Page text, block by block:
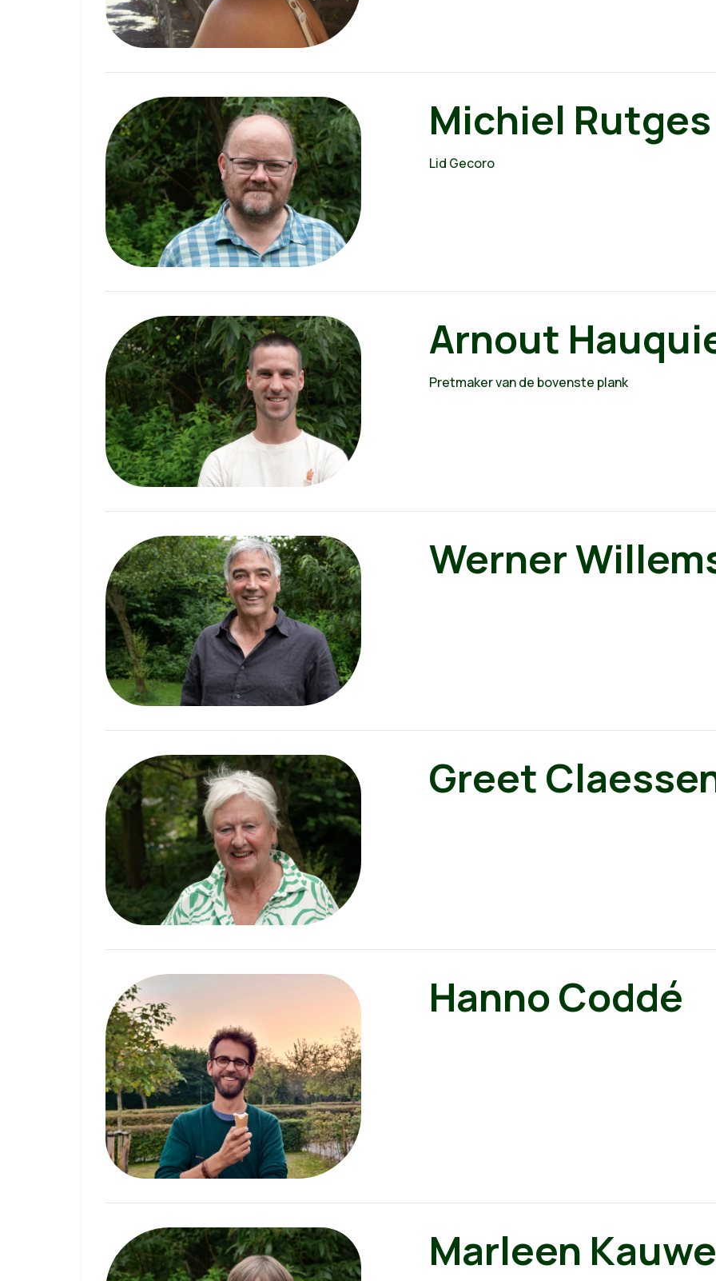
Michiel Rutges
Lid Gecoro
Arnout
Pretmaker van de bovenste plank
Werner
Greet
Hanno Coddé
Marleen